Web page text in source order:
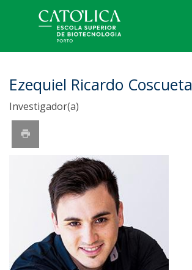
Ezequiel Ricardo Coscueta
Investigador(a)